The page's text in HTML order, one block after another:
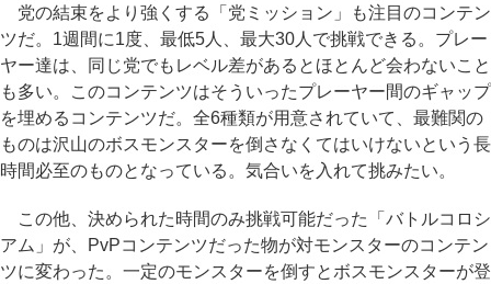
党の結束をより強くする「党ミッション」も注目のコンテン
ツだ。1週間に1度、最低5人、最大30人で挑戦できる。プレー
ヤー達は、同じ党でもレベル差があるとほとんど会わないこと
も多い。このコンテンツはそういったプレーヤー間のギャップ
を埋めるコンテンツだ。全6種類が用意されていて、最難関の
ものは沢山のボスモンスターを倒さなくてはいけないという長
時間必至のものとなっている。気合いを入れて挑みたい。
この他、決められた時間のみ挑戦可能だった「バトルコロシ
アム」が、PvPコンテンツだった物が対モンスターのコンテン
ツに変わった。一定のモンスターを倒すとボスモンスターが登